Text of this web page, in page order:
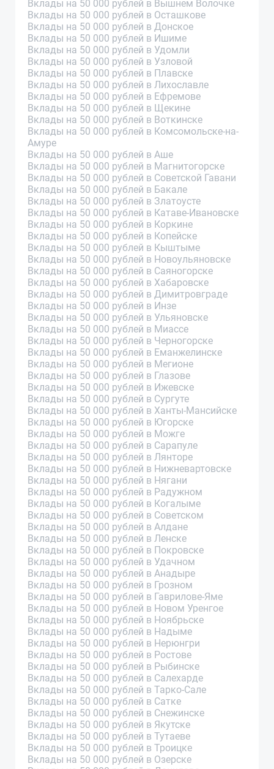
Вклады на 50 000 рублей в Вышнем Волочке
Вклады на 50 000 рублей в Осташкове
Вклады на 50 000 рублей в Донское
Вклады на 50 000 рублей в Ишиме
Вклады на 50 000 рублей в Удомли
Вклады на 50 000 рублей в Узловой
Вклады на 50 000 рублей в Плавске
Вклады на 50 000 рублей в Лихославле
Вклады на 50 000 рублей в Ефремове
Вклады на 50 000 рублей в Щекине
Вклады на 50 000 рублей в Воткинске
Вклады на 50 000 рублей в Комсомольске-на-
Амуре
Вклады на 50 000 рублей в Аше
Вклады на 50 000 рублей в Магнитогорске
Вклады на 50 000 рублей в Советской Гавани
Вклады на 50 000 рублей в Бакале
Вклады на 50 000 рублей в Златоусте
Вклады на 50 000 рублей в Катаве-Ивановске
Вклады на 50 000 рублей в Коркине
Вклады на 50 000 рублей в Копейске
Вклады на 50 000 рублей в Кыштыме
Вклады на 50 000 рублей в Новоульяновске
Вклады на 50 000 рублей в Саяногорске
Вклады на 50 000 рублей в Хабаровске
Вклады на 50 000 рублей в Димитровграде
Вклады на 50 000 рублей в Инзе
Вклады на 50 000 рублей в Ульяновске
Вклады на 50 000 рублей в Миассе
Вклады на 50 000 рублей в Черногорске
Вклады на 50 000 рублей в Еманжелинске
Вклады на 50 000 рублей в Мегионе
Вклады на 50 000 рублей в Глазове
Вклады на 50 000 рублей в Ижевске
Вклады на 50 000 рублей в Сургуте
Вклады на 50 000 рублей в Ханты-Мансийске
Вклады на 50 000 рублей в Югорске
Вклады на 50 000 рублей в Можге
Вклады на 50 000 рублей в Сарапуле
Вклады на 50 000 рублей в Лянторе
Вклады на 50 000 рублей в Нижневартовске
Вклады на 50 000 рублей в Нягани
Вклады на 50 000 рублей в Радужном
Вклады на 50 000 рублей в Когалыме
Вклады на 50 000 рублей в Советском
Вклады на 50 000 рублей в Алдане
Вклады на 50 000 рублей в Ленске
Вклады на 50 000 рублей в Покровске
Вклады на 50 000 рублей в Удачном
Вклады на 50 000 рублей в Анадыре
Вклады на 50 000 рублей в Грозном
Вклады на 50 000 рублей в Гаврилове-Яме
Вклады на 50 000 рублей в Новом Уренгое
Вклады на 50 000 рублей в Ноябрьске
Вклады на 50 000 рублей в Надыме
Вклады на 50 000 рублей в Нерюнгри
Вклады на 50 000 рублей в Ростове
Вклады на 50 000 рублей в Рыбинске
Вклады на 50 000 рублей в Салехарде
Вклады на 50 000 рублей в Тарко-Сале
Вклады на 50 000 рублей в Сатке
Вклады на 50 000 рублей в Снежинске
Вклады на 50 000 рублей в Якутске
Вклады на 50 000 рублей в Тутаеве
Вклады на 50 000 рублей в Троицке
Вклады на 50 000 рублей в Озерске